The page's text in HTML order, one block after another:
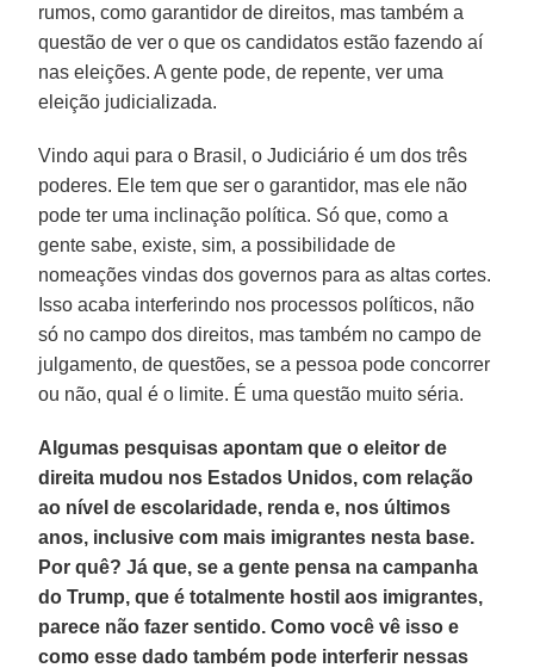
rumos, como garantidor de direitos, mas também a
questão de ver o que os candidatos estão fazendo aí
nas eleições. A gente pode, de repente, ver uma
eleição judicializada.
Vindo aqui para o Brasil, o Judiciário é um dos três
poderes. Ele tem que ser o garantidor, mas ele não
pode ter uma inclinação política. Só que, como a
gente sabe, existe, sim, a possibilidade de
nomeações vindas dos governos para as altas cortes.
Isso acaba interferindo nos processos políticos, não
só no campo dos direitos, mas também no campo de
julgamento, de questões, se a pessoa pode concorrer
ou não, qual é o limite. É uma questão muito séria.
Algumas pesquisas apontam que o eleitor de
direita mudou nos Estados Unidos, com relação
ao nível de escolaridade, renda e, nos últimos
anos, inclusive com mais imigrantes nesta base.
Por quê? Já que, se a gente pensa na campanha
do Trump, que é totalmente hostil aos imigrantes,
parece não fazer sentido. Como você vê isso e
como esse dado também pode interferir nessas